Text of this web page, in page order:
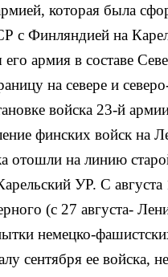
которая была
с Финляндией на
армия в составе
на севере и
войска 23-й
финских войск на
отошли на линию
УР. С
(с 27 августа-
немецко-
сентября ее войска,